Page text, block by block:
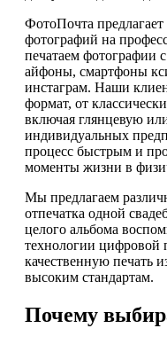
ФотоПочта предлагает
фотографий на
печатаем фотографии
айфоны, смартфоны
инстаграм. Наши
формат, от
включая глянцевую
индивидуальных
процесс быстрым и
моменты жизни в
Мы предлагаем
отпечатка одной
целого альбома
технологии цифровой
качественную печать
высоким стандартам.
Почему